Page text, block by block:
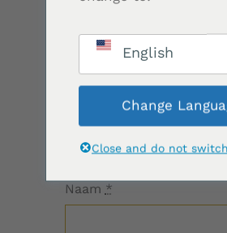
Shop
Kunst
Naam *
English
Change
Close and do not